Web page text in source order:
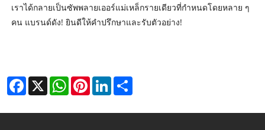
เราได้กลายเป็นซัพพลายเออร์แม่เหล็กรายเดียวที่กำหนดโดยหลาย ๆ
คน แบรนด์ดัง! ยินดีให้คำปรึกษาและรับตัวอย่าง!
Facebook
X WhatsAppPinterestLinkedIn